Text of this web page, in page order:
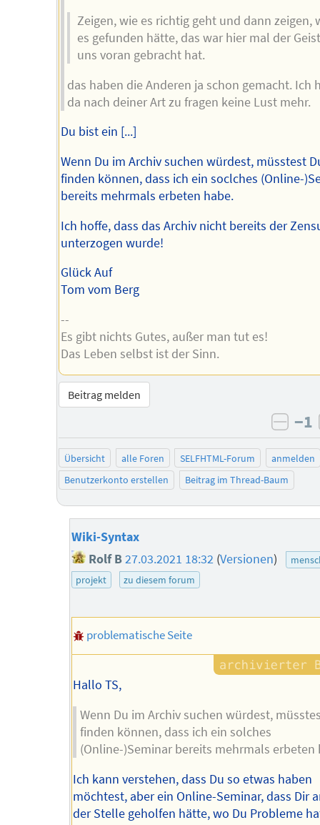
Zeigen, wie es richtig geht und dann zeigen,
es gefunden hätte, das war hier mal der
uns voran gebracht hat.
das haben die Anderen ja schon gemacht. Ich
da nach deiner Art zu fragen keine Lust mehr.
Du bist ein [...]
Wenn Du im Archiv suchen würdest, müsstest
finden können, dass ich ein soclches (Online-
bereits mehrmals erbeten habe.
Ich hoffe, dass das Archiv nicht bereits der
unterzogen wurde!
Glück Auf
Tom vom Berg
--
Es gibt nichts Gutes, außer man tut es!
Das Leben selbst ist der Sinn.
Beitrag melden
−1
Übersicht alle Foren SELFHTML-Forum
anmelden
Benutzerkonto erstellen
Beitrag im Thread-Baum
Wiki-Syntax
Rolf B 27.03.2021 18:32 (Versionen)
projekt
zu diesem forum
problematische Seite
Hallo TS,
Wenn Du im Archiv suchen würdest,
finden können, dass ich ein solches
(Online-)Seminar bereits mehrmals erbeten
Ich kann verstehen, dass Du so etwas haben
möchtest, aber ein Online-Seminar, dass Dir
der Stelle geholfen hätte, wo Du Probleme